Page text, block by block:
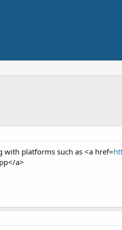
platforms such as <a href=
a>